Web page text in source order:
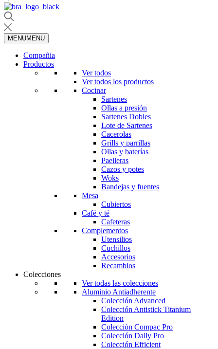
MENUMENU
Compañia
Productos
Ver todos
Ver todos los productos
Cocinar
Sartenes
Ollas a presión
Sartenes Dobles
Lote de Sartenes
Cacerolas
Grills y parrillas
Ollas y baterías
Paelleras
Cazos y potes
Woks
Bandejas y fuentes
Mesa
Cubiertos
Café y té
Cafeteras
Complementos
Utensilios
Cuchillos
Accesorios
Recambios
Colecciones
Ver todas las colecciones
Aluminio Antiadherente
Colección Advanced
Colección Antistick Titanium
Edition
Colección Compac Pro
Colección Daily Pro
Colección Efficient